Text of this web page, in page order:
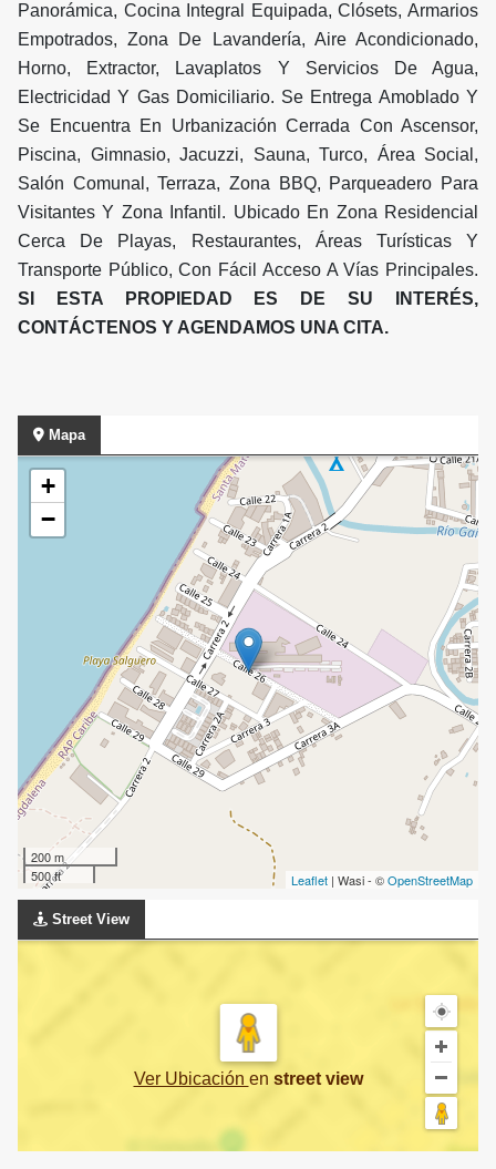
Panorámica, Cocina Integral Equipada, Clósets, Armarios
Empotrados, Zona De Lavandería, Aire Acondicionado,
Horno, Extractor, Lavaplatos Y Servicios De Agua,
Electricidad Y Gas Domiciliario. Se Entrega Amoblado Y
Se Encuentra En Urbanización Cerrada Con Ascensor,
Piscina, Gimnasio, Jacuzzi, Sauna, Turco, Área Social,
Salón Comunal, Terraza, Zona BBQ, Parqueadero Para
Visitantes Y Zona Infantil. Ubicado En Zona Residencial
Cerca De Playas, Restaurantes, Áreas Turísticas Y
Transporte Público, Con Fácil Acceso A Vías Principales.
SI ESTA PROPIEDAD ES DE SU INTERÉS,
CONTÁCTENOS Y AGENDAMOS UNA CITA.
Mapa
+
−
200 m
500 ft
Leaflet | Wasi - ©OpenStreetMap
Street View
Ver Ubicación en street view